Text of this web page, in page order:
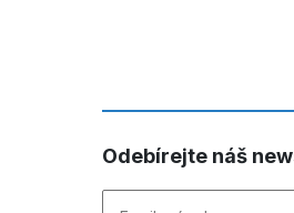
Odebírejte náš